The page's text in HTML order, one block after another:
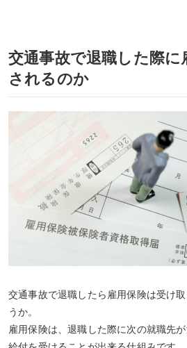
交通事故で退職した際に
されるのか
交通事故で退職したら 雇用保険は受け
うか。
雇用保険は、退職した際に次の就職先が